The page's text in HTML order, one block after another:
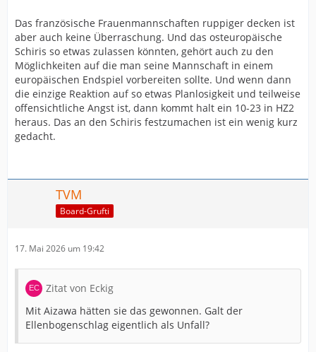
Das französische Frauenmannschaften ruppiger decken ist
aber auch keine Überraschung. Und das osteuropäische
Schiris so etwas zulassen könnten, gehört auch zu den
Möglichkeiten auf die man seine Mannschaft in einem
europäischen Endspiel vorbereiten sollte. Und wenn dann
die einzige Reaktion auf so etwas Planlosigkeit und teilweise
offensichtliche Angst ist, dann kommt halt ein 10-23 in HZ2
heraus. Das an den Schiris festzumachen ist ein wenig kurz
gedacht.
TVM
Board-Grufti
17. Mai 2026 um 19:42
Zitat von Eckig
Mit Aizawa hätten sie das gewonnen. Galt der
Ellenbogenschlag eigentlich als Unfall?